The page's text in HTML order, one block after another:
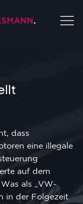
dass
eine illegale
auf dem
als „VW-
in der Folgezeit